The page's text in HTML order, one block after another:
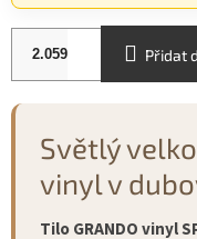
Přidat
Světlý
vinyl v
Tilo GRANDO vinyl